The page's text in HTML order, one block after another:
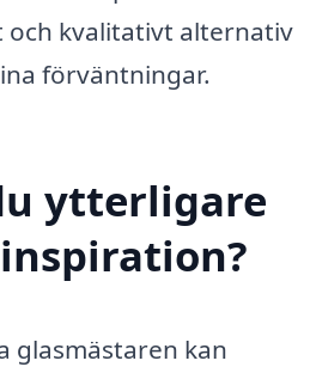
och kvalitativt alternativ
förväntningar.
ytterligare
glasmästaren kan